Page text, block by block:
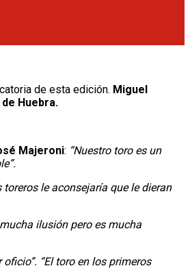
de esta edición. Miguel
Huebra.
Majeroni: “Nuestro toro es un
toreros le aconsejaría que le dieran
mucha ilusión pero es mucha
“El toro en los primeros